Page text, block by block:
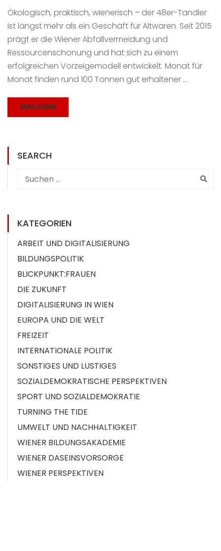
Ökologisch, praktisch, wienerisch – der 48er-Tandler
ist längst mehr als ein Geschäft für Altwaren. Seit 2015
prägt er die Wiener Abfallvermeidung und
Ressourcenschonung und hat sich zu einem
erfolgreichen Vorzeigemodell entwickelt. Monat für
Monat finden rund 100 Tonnen gut erhaltener …
READ MORE
SEARCH
KATEGORIEN
ARBEIT UND DIGITALISIERUNG
BILDUNGSPOLITIK
BLICKPUNKT:FRAUEN
DIE ZUKUNFT
DIGITALISIERUNG IN WIEN
EUROPA UND DIE WELT
FREIZEIT
INTERNATIONALE POLITIK
SONSTIGES UND LUSTIGES
SOZIALDEMOKRATISCHE PERSPEKTIVEN
SPORT UND SOZIALDEMOKRATIE
TURNING THE TIDE
UMWELT UND NACHHALTIGKEIT
WIENER BILDUNGSAKADEMIE
WIENER DASEINSVORSORGE
WIENER PERSPEKTIVEN